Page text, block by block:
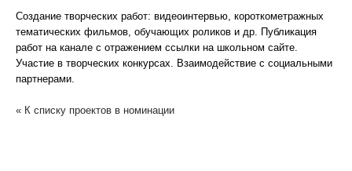
Создание творческих работ: видеоинтервью, короткометражных
тематических фильмов, обучающих роликов и др. Публикация
работ на канале с отражением ссылки на школьном сайте.
Участие в творческих конкурсах. Взаимодействие с социальными
партнерами.
« К списку проектов в номинации